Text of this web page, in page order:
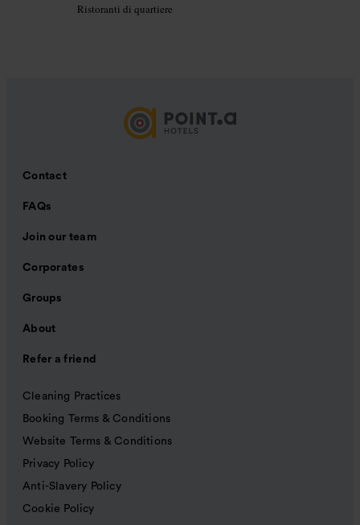
Ristoranti di quartiere
Contact
FAQs
Join our team
Corporates
Groups
About
Refer a friend
Cleaning Practices
Booking Terms & Conditions
Website Terms & Conditions
Privacy Policy
Anti-Slavery Policy
Cookie Policy